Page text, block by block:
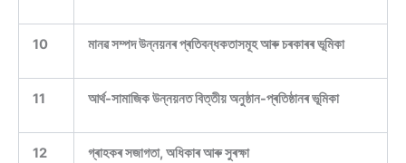
10 মানৱ সম্পদ উন্নয়নৰ প্ৰতিবন্ধকতাসমূহ আৰু চৰকাৰৰ ভূমিকা
11 আৰ্থ-সামাজিক উন্নয়নত বিত্তীয় অনুষ্ঠান-প্ৰতিষ্ঠানৰ ভূমিকা
12 গ্ৰাহকৰ সজাগতা, অধিকাৰ আৰু সুৰক্ষা